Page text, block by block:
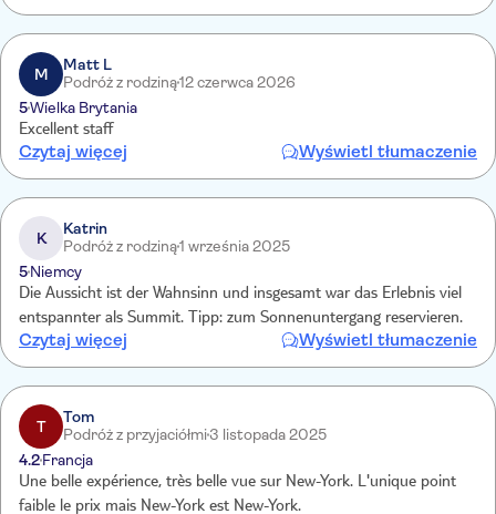
M
Matt L
Podróż z rodziną12 czerwca 2026
5Wielka Brytania
Excellent staff
Czytaj więcej Wyświetl tłumaczenie
K
Katrin
Podróż z rodziną1 września 2025
5Niemcy
Die Aussicht ist der Wahnsinn und insgesamt war das Erlebnis viel
entspannter als Summit. Tipp: zum Sonnenuntergang reservieren.
Czytaj więcej Wyświetl tłumaczenie
T
Tom
Podróż z przyjaciółmi3 listopada 2025
4.2Francja
Une belle expérience, très belle vue sur New-York. L'unique point
faible le prix mais New-York est New-York.